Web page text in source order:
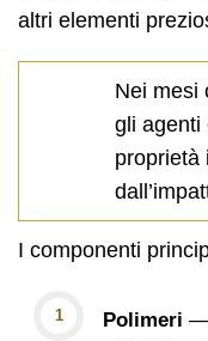
altri elementi
Nei mesi
gli agenti
proprietà
I componenti
Polimeri —